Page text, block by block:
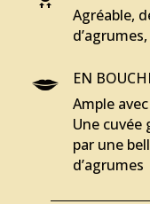
Agréable,
EN
Ample
Une cuvée
par une
d’agrumes